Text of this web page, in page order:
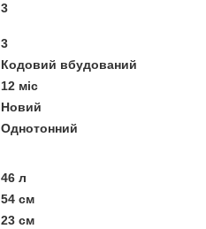
3
3
Кодовий вбудований
12 міс
Новий
Однотонний
46 л
54 см
23 см